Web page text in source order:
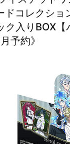
ドコレクショ
入りBOX【
予約》